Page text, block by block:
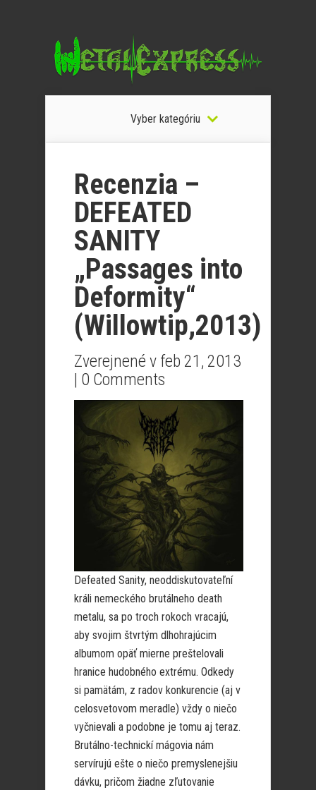
Vyber kategóriu
Recenzia –
DEFEATED
SANITY
„Passages into
Deformity“
(Willowtip,2013)
Zverejnené v feb 21, 2013
| 0 Comments
Defeated Sanity, neoddiskutovateľní
králi nemeckého brutálneho death
metalu, sa po troch rokoch vracajú,
aby svojim štvrtým dlhohrajúcim
albumom opäť mierne preštelovali
hranice hudobného extrému. Odkedy
si pamätám, z radov konkurencie (aj v
celosvetovom meradle) vždy o niečo
vyčnievali a podobne je tomu aj teraz.
Brutálno-technickí mágovia nám
servírujú ešte o niečo premyslenejšiu
dávku, pričom žiadne zľutovanie